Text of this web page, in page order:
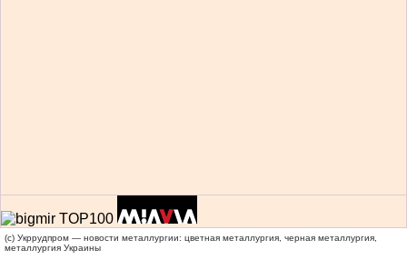
(c) Укррудпром — новости металлургии: цветная металлургия, черная металлургия,
металлургия Украины